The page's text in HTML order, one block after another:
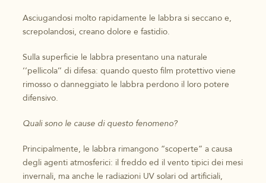
Asciugandosi molto rapidamente le labbra si seccano e,
screpolandosi, creano dolore e fastidio.
Sulla superficie le labbra presentano una naturale
‘’pellicola’’ di difesa: quando questo film protettivo viene
rimosso o danneggiato le labbra perdono il loro potere
difensivo.
Quali sono le cause di questo fenomeno?
Principalmente, le labbra rimangono “scoperte” a causa
degli agenti atmosferici: il freddo ed il vento tipici dei mesi
invernali, ma anche le radiazioni UV solari od artificiali,